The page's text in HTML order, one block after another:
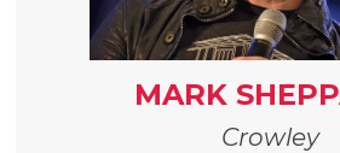
MARK
Crowley